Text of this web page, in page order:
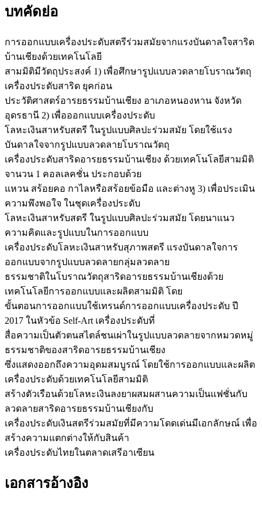
บทคัดย่อ
การออกแบบเครื่องประดับสตรีร่วมสมัยจากแรงบันดาลใจสาริด
บ้านเชียงด้วยเทคโนโลยี
สามมิติมีวัตถุประสงค์ 1) เพื่อศึกษารูปแบบลวดลายโบราณวัตถุ
เครื่องประดับสาริด ยุคก่อน
ประวัติศาสตร์อารยธรรมบ้านเชียง อาเภอหนองหาน จังหวัด
อุดรธานี 2) เพื่อออกแบบเครื่องประดับ
โลหะเงินสาหรับสตรี ในรูปแบบศิลปะร่วมสมัย โดยใช้แรง
บันดาลใจจากรูปแบบลวดลายโบราณวัตถุ
เครื่องประดับสาริดอารยธรรมบ้านเชียง ด้วยเทคโนโลยีสามมิติ
จานวน 1 คอลเลคชั่น ประกอบด้วย
แหวน สร้อยคอ กาไลหรือสร้อยข้อมือ และต่างหู 3) เพื่อประเมิน
ความพึงพอใจ ในชุดเครื่องประดับ
โลหะเงินสาหรับสตรี ในรูปแบบศิลปะร่วมสมัย โดยนาแนว
ความคิดและรูปแบบในการออกแบบ
เครื่องประดับโลหะเงินสาหรับสุภาพสตรี แรงบันดาลใจการ
ออกแบบจากรูปแบบลวดลายกลุ่มลวดลาย
ธรรมชาติในโบราณวัตถุสาริดอารยธรรมบ้านเชียงด้วย
เทคโนโลยีการออกแบบและผลิตสามมิติ โดย
ขั้นตอนการออกแบบใช้เทรนด์การออกแบบเครื่องประดับ ปี
2017 ในหัวข้อ Self-Art เครื่องประดับที่
สื่อความเป็นตัวตนสไตล์ชนเผ่าในรูปแบบลวดลายจากหมวดหมู่
ธรรมชาติของสาริดอารยธรรมบ้านเชียง
ซึ่งแสดงออกถึงความอุดมสมบูรณ์ โดยใช้การออกแบบและผลิต
เครื่องประดับด้วยเทคโนโลยีสามมิติ
สร้างตัวเรือนด้วยโลหะเงินลงยาผสมผสานความเป็นแฟชั่นกับ
ลวดลายสาริดอารยธรรมบ้านเชียงกับ
เครื่องประดับเงินสตรีร่วมสมัยที่มีความโดดเด่นมีเอกลักษณ์ เพื่อ
สร้างความแตกต่างให้กับสินค้า
เครื่องประดับไทยในตลาดเสรีอาเซียน
เอกสารอ้างอิง